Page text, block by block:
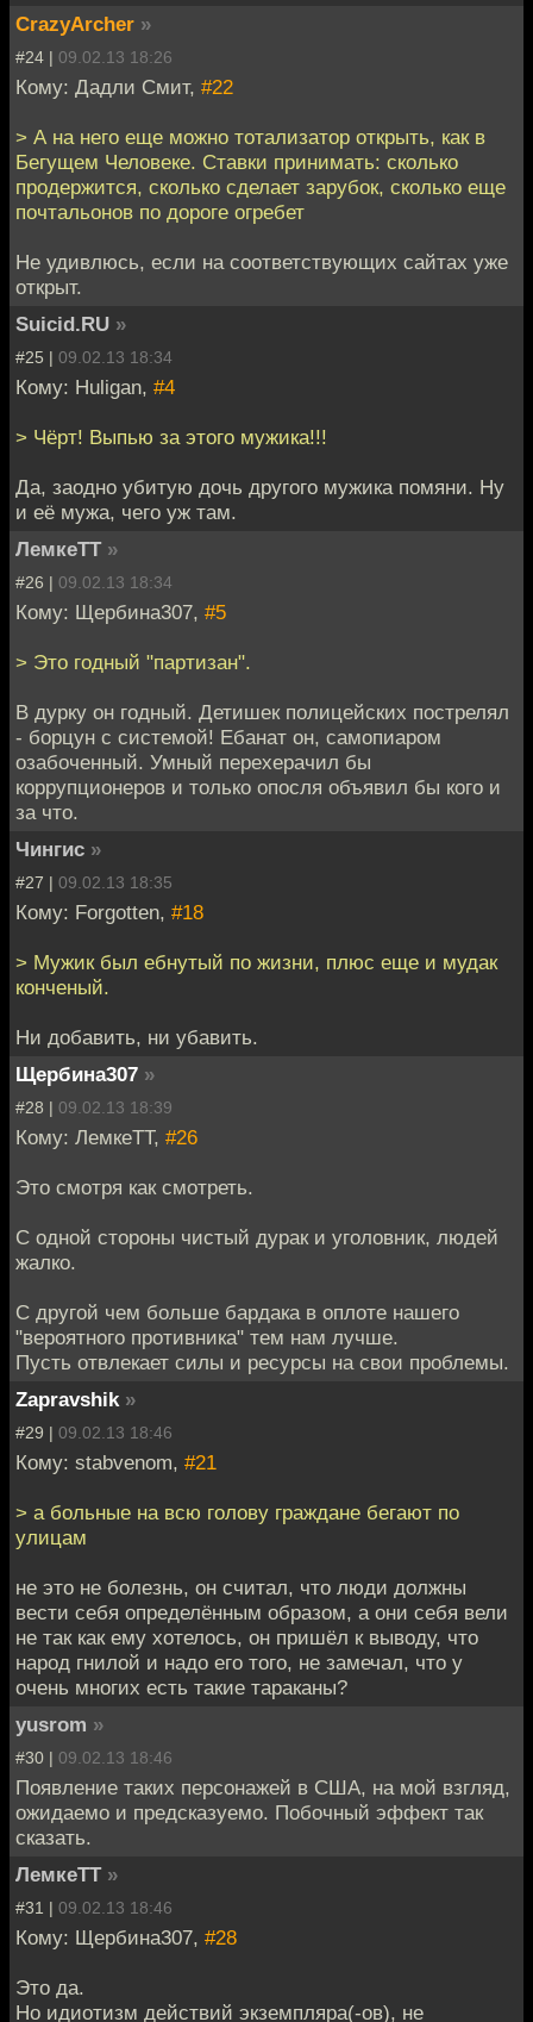
CrazyArcher »
#24 | 09.02.13 18:26
Кому: Дадли Смит, #22
> А на него еще можно тотализатор открыть, как в
Бегущем Человеке. Ставки принимать: сколько
продержится, сколько сделает зарубок, сколько еще
почтальонов по дороге огребет
Не удивлюсь, если на соответствующих сайтах уже
открыт.
Suicid.RU »
#25 | 09.02.13 18:34
Кому: Huligan, #4
> Чёрт! Выпью за этого мужика!!!
Да, заодно убитую дочь другого мужика помяни. Ну
и её мужа, чего уж там.
ЛемкеТТ »
#26 | 09.02.13 18:34
Кому: Щербина307, #5
> Это годный "партизан".
В дурку он годный. Детишек полицейских пострелял
- борцун с системой! Ебанат он, самопиаром
озабоченный. Умный перехерачил бы
коррупционеров и только опосля объявил бы кого и
за что.
Чингис »
#27 | 09.02.13 18:35
Кому: Forgotten, #18
> Мужик был ебнутый по жизни, плюс еще и мудак
конченый.
Ни добавить, ни убавить.
Щербина307 »
#28 | 09.02.13 18:39
Кому: ЛемкеТТ, #26
Это смотря как смотреть.
С одной стороны чистый дурак и уголовник, людей
жалко.
С другой чем больше бардака в оплоте нашего
"вероятного противника" тем нам лучше.
Пусть отвлекает силы и ресурсы на свои проблемы.
Zapravshik »
#29 | 09.02.13 18:46
Кому: stabvenom, #21
> а больные на всю голову граждане бегают по
улицам
не это не болезнь, он считал, что люди должны
вести себя определённым образом, а они себя вели
не так как ему хотелось, он пришёл к выводу, что
народ гнилой и надо его того, не замечал, что у
очень многих есть такие тараканы?
yusrom »
#30 | 09.02.13 18:46
Появление таких персонажей в США, на мой взгляд,
ожидаемо и предсказуемо. Побочный эффект так
сказать.
ЛемкеТТ »
#31 | 09.02.13 18:46
Кому: Щербина307, #28
Это да.
Но идиотизм действий экземпляра(-ов), не